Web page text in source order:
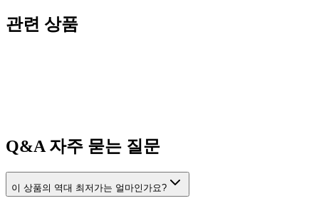
관련 상품
Q&A 자주 묻는 질문
이 상품의 역대 최저가는 얼마인가요?